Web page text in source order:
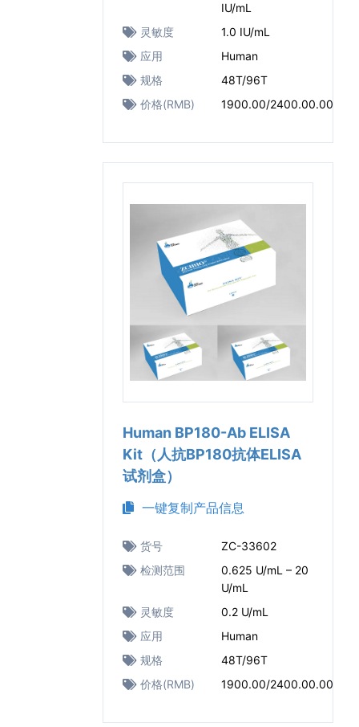
IU/mL
灵敏度
1.0 IU/mL
应用
Human
规格
48T/96T
价格(RMB)
1900.00/2400.00.00
Human BP180-Ab ELISA
Kit（人抗BP180抗体ELISA
试剂盒）
一键复制产品信息
货号
ZC-33602
检测范围
0.625 U/mL – 20
U/mL
灵敏度
0.2 U/mL
应用
Human
规格
48T/96T
价格(RMB)
1900.00/2400.00.00